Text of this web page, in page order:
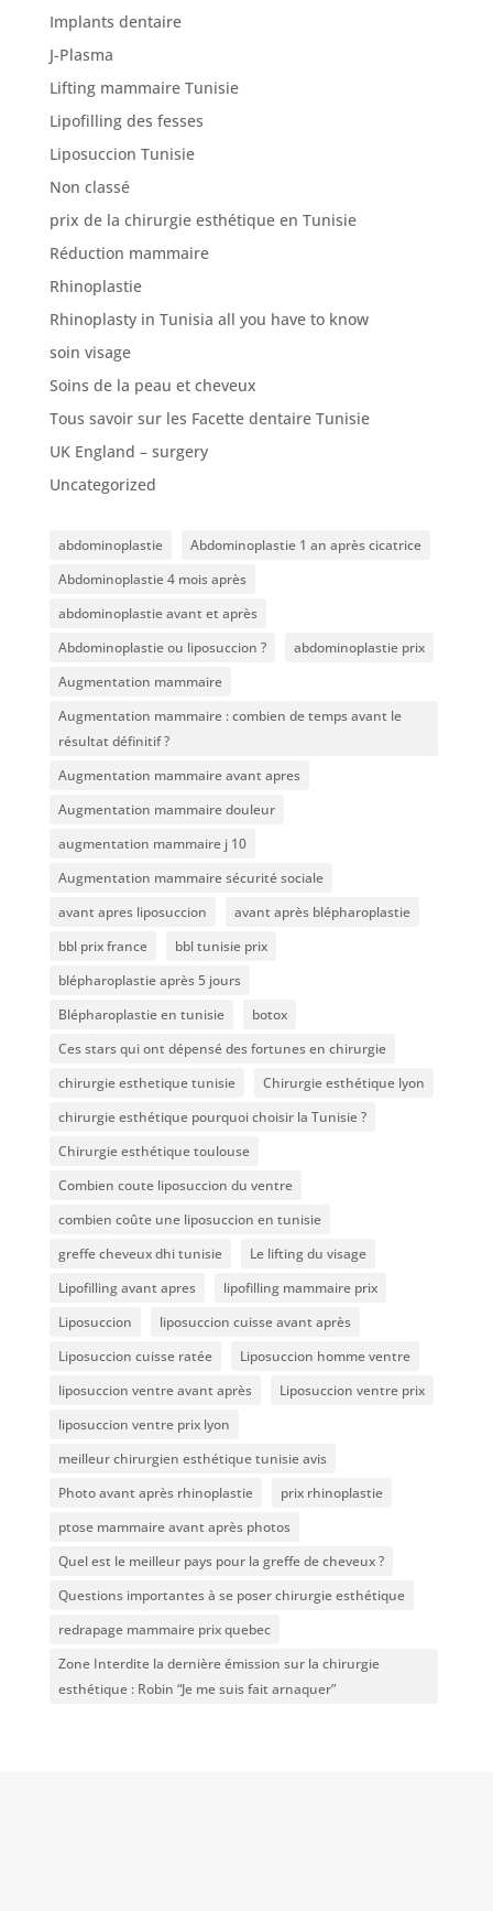
Implants dentaire
J-Plasma
Lifting mammaire Tunisie
Lipofilling des fesses
Liposuccion Tunisie
Non classé
prix de la chirurgie esthétique en Tunisie
Réduction mammaire
Rhinoplastie
Rhinoplasty in Tunisia all you have to know
soin visage
Soins de la peau et cheveux
Tous savoir sur les Facette dentaire Tunisie
UK England – surgery
Uncategorized
abdominoplastie
Abdominoplastie 1 an après cicatrice
Abdominoplastie 4 mois après
abdominoplastie avant et après
Abdominoplastie ou liposuccion ?
abdominoplastie prix
Augmentation mammaire
Augmentation mammaire : combien de temps avant le
résultat définitif ?
Augmentation mammaire avant apres
Augmentation mammaire douleur
augmentation mammaire j 10
Augmentation mammaire sécurité sociale
avant apres liposuccion
avant après blépharoplastie
bbl prix france
bbl tunisie prix
blépharoplastie après 5 jours
Blépharoplastie en tunisie
botox
Ces stars qui ont dépensé des fortunes en chirurgie
chirurgie esthetique tunisie
Chirurgie esthétique lyon
chirurgie esthétique pourquoi choisir la Tunisie ?
Chirurgie esthétique toulouse
Combien coute liposuccion du ventre​
combien coûte une liposuccion en tunisie
greffe cheveux dhi tunisie
Le lifting du visage
Lipofilling avant apres
lipofilling mammaire prix
Liposuccion
liposuccion cuisse avant après
Liposuccion cuisse ratée
Liposuccion homme ventre
liposuccion ventre avant après
Liposuccion ventre prix
liposuccion ventre prix lyon
meilleur chirurgien esthétique tunisie avis
Photo avant après rhinoplastie
prix rhinoplastie
ptose mammaire avant après photos
Quel est le meilleur pays pour la greffe de cheveux ?
Questions importantes à se poser chirurgie esthétique
redrapage mammaire prix quebec
Zone Interdite la dernière émission sur la chirurgie
esthétique : Robin “Je me suis fait arnaquer”